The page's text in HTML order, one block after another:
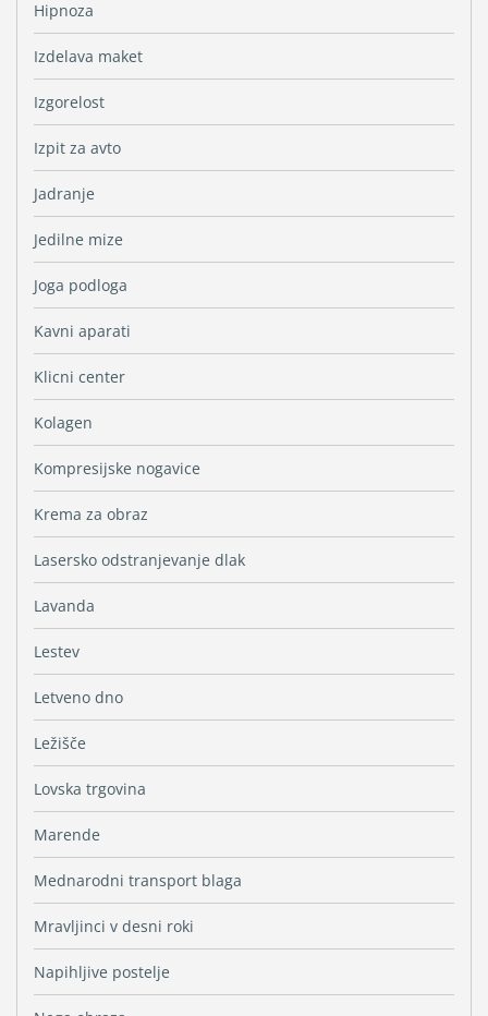
Hipnoza
Izdelava maket
Izgorelost
Izpit za avto
Jadranje
Jedilne mize
Joga podloga
Kavni aparati
Klicni center
Kolagen
Kompresijske nogavice
Krema za obraz
Lasersko odstranjevanje dlak
Lavanda
Lestev
Letveno dno
Ležišče
Lovska trgovina
Marende
Mednarodni transport blaga
Mravljinci v desni roki
Napihljive postelje